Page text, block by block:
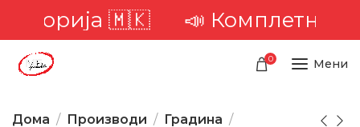
🇲🇰📣 Комплетна
0 Мени
Дома Производи
Градина